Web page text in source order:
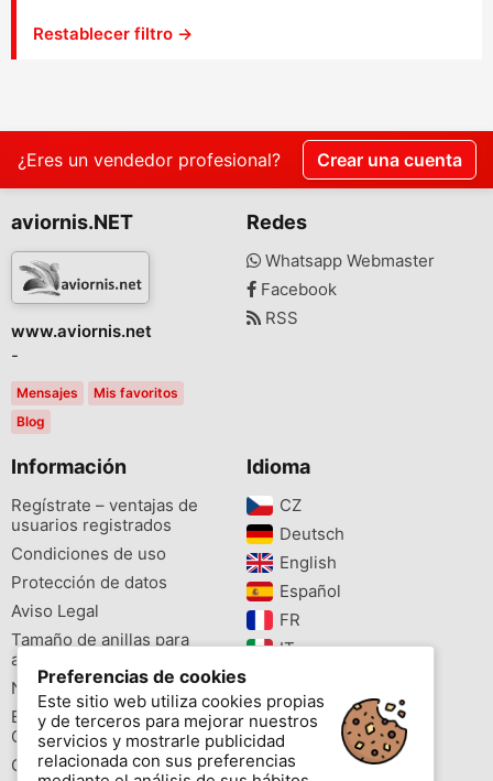
Restablecer filtro →
¿Eres un vendedor profesional? Crear una cuenta
aviornis.NET
www.aviornis.net
-
Mensajes
Mis favoritos
Blog
Redes
Whatsapp Webmaster
Facebook
RSS
Información
Regístrate – ventajas de
usuarios registrados
Condiciones de uso
Protección de datos
Aviso Legal
Tamaño de anillas para
aves
Newsletter
Buscador de especies
Cites
Colores de las anillas
Idioma
CZ‎
Deutsch‎
English‎
Español‎
FR‎
IT‎
PL‎
PT‎
Preferencias de cookies
Este sitio web utiliza cookies propias
y de terceros para mejorar nuestros
servicios y mostrarle publicidad
relacionada con sus preferencias